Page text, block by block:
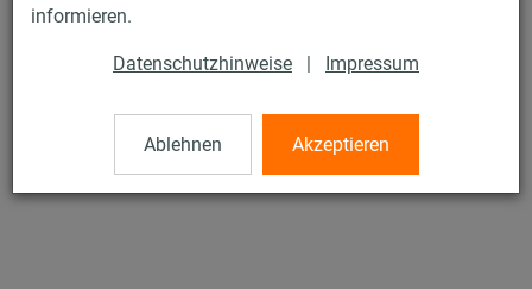
informieren.
Datenschutzhinweise | Impressum
Ablehnen Akzeptieren
Zykon Einschlaganker FZEA